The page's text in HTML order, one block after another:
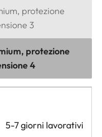
protezione
3
protezione
4
5-7 giorni lavorativi